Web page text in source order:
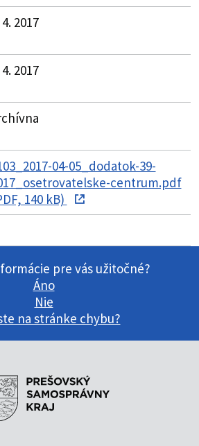
2017
2017
04-05_dodatok-39-
centrum.pdf
140 kB)
pre vás užitočné?
Áno
Nie
na stránke chybu?